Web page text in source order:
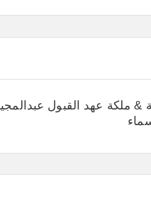
ملكة عهد القبول